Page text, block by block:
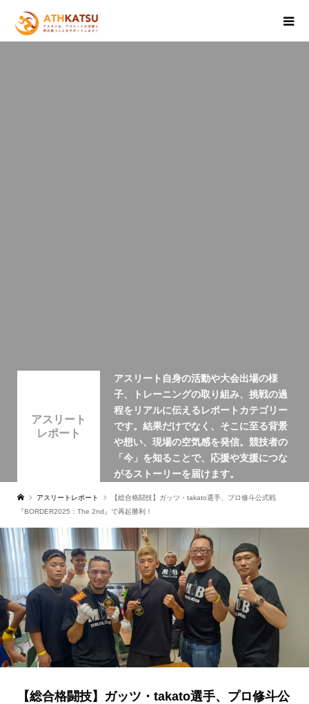
アスリート
レポート
アスリート自身の活動や大会出場の様
子、トレーニングの取り組み、挑戦の過
程をリアルに伝えるレポートカテゴリー
です。結果だけでなく、そこに至る背景
や想い、現場の空気感を発信。競技者の
「今」を知ることで、応援や支援につな
がるストーリーを届けます。
アスリートレポート
【総合格闘技】ガッツ・takato選手、プロ修斗公式戦
『BORDER2025：The 2nd』で再起勝利！
【総合格闘技】ガッツ・takato選手、プロ修斗公